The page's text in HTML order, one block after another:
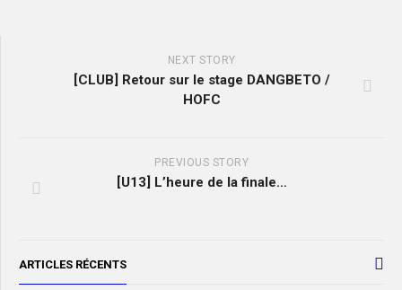
NEXT STORY
[CLUB] Retour sur le stage DANGBETO /
HOFC
PREVIOUS STORY
[U13] L’heure de la finale…
ARTICLES RÉCENTS